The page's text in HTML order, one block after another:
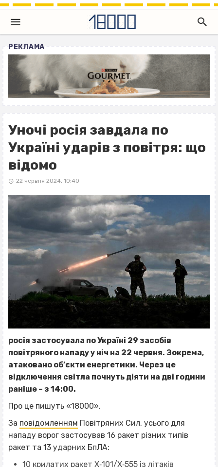
РЕКЛАМА
Уночі росія завдала по
Україні ударів з повітря: що
відомо
22 червня 2024, 10:40
росія застосувала по Україні 29 засобів
повітряного нападу у ніч на 22 червня. Зокрема,
атаковано об’єкти енергетики. Через це
відключення світла почнуть діяти на дві години
раніше – з 14:00.
Про це пишуть «18000».
За повідомленням Повітряних Сил, усього для
нападу ворог застосував 16 ракет різних типів
ракет та 13 ударних БпЛА:
10 крилатих ракет Х‐101/Х‐555 із літаків